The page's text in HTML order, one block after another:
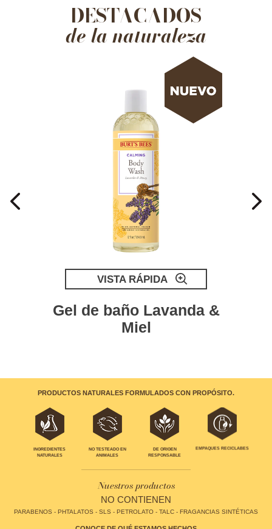
DESTACADOS
de la naturaleza
VISTA RÁPIDA
Gel de baño Lavanda &
Miel
PRODUCTOS NATURALES FORMULADOS CON PROPÓSITO.
INGREDIENTES
NATURALES
NO TESTEADO EN
ANIMALES
DE ORIGEN
RESPONSABLE
EMPAQUES RECICLABES
Nuestros productos
NO CONTIENEN
PARABENOS - PHTALATOS - SLS - PETROLATO - TALC - FRAGANCIAS SINTÉTICAS